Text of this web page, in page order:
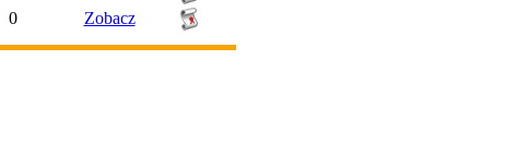
0 Zobacz